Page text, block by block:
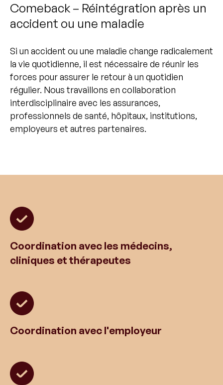
Comeback – Réintégration après un
accident ou une maladie
Si un accident ou une maladie change radicalement
la vie quotidienne, il est nécessaire de réunir les
forces pour assurer le retour à un quotidien
régulier. Nous travaillons en collaboration
interdisciplinaire avec les assurances,
professionnels de santé, hôpitaux, institutions,
employeurs et autres partenaires.
Coordination avec les médecins,
cliniques et thérapeutes
Coordination avec l'employeur